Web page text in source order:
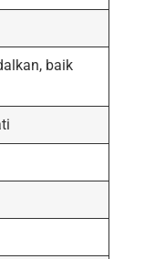
baik